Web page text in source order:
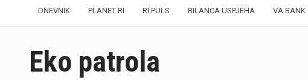
DNEVNIK PLANET RI RI PULS BILANCA USPJEHA VA BANK
Eko patrola